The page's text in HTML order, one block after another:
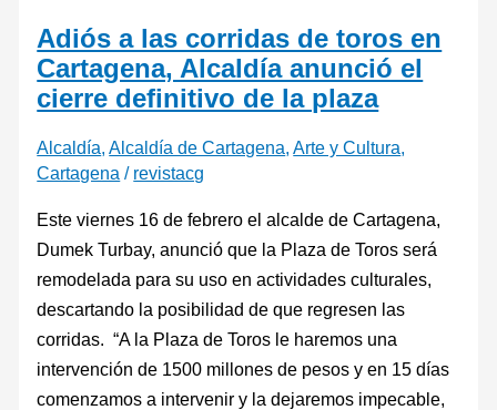
Adiós a las corridas de toros en
Cartagena, Alcaldía anunció el
cierre definitivo de la plaza
Alcaldía,Alcaldía de Cartagena,Arte y Cultura,
Cartagena / revistacg
Este viernes 16 de febrero el alcalde de Cartagena,
Dumek Turbay, anunció que la Plaza de Toros será
remodelada para su uso en actividades culturales,
descartando la posibilidad de que regresen las
corridas. “A la Plaza de Toros le haremos una
intervención de 1500 millones de pesos y en 15 días
comenzamos a intervenir y la dejaremos impecable,